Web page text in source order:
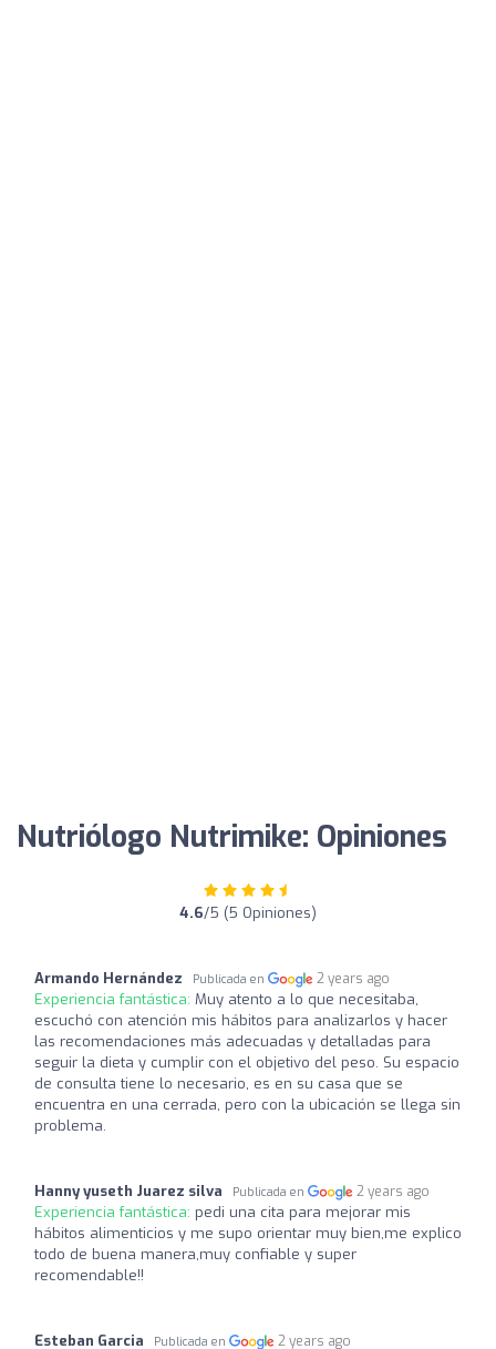
Nutriólogo Nutrimike: Opiniones
4.6/5 (5 Opiniones)
Armando Hernández Publicada en 2 years ago
Experiencia fantástica: Muy atento a lo que necesitaba,
escuchó con atención mis hábitos para analizarlos y hacer
las recomendaciones más adecuadas y detalladas para
seguir la dieta y cumplir con el objetivo del peso. Su espacio
de consulta tiene lo necesario, es en su casa que se
encuentra en una cerrada, pero con la ubicación se llega sin
problema.
Hanny yuseth Juarez silva Publicada en 2 years ago
Experiencia fantástica: pedi una cita para mejorar mis
hábitos alimenticios y me supo orientar muy bien,me explico
todo de buena manera,muy confiable y super
recomendable!!
Esteban Garcia Publicada en 2 years ago